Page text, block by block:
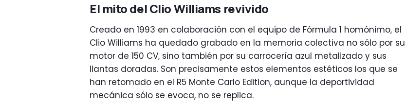
El mito del Clio Williams revivido
Creado en 1993 en colaboración con el equipo de Fórmula 1 homónimo, el
Clio Williams ha quedado grabado en la memoria colectiva no sólo por su
motor de 150 CV, sino también por su carrocería azul metalizado y sus
llantas doradas. Son precisamente estos elementos estéticos los que se
han retomado en el R5 Monte Carlo Edition, aunque la deportividad
mecánica sólo se evoca, no se replica.